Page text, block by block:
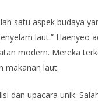
satu aspek budaya
laut.”
modern. Mereka
makanan laut.
dan upacara unik.